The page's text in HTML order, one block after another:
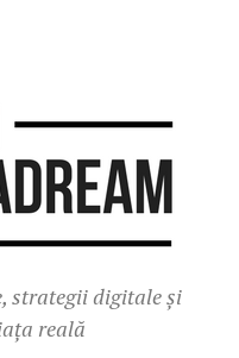
strategii digitale și
reală